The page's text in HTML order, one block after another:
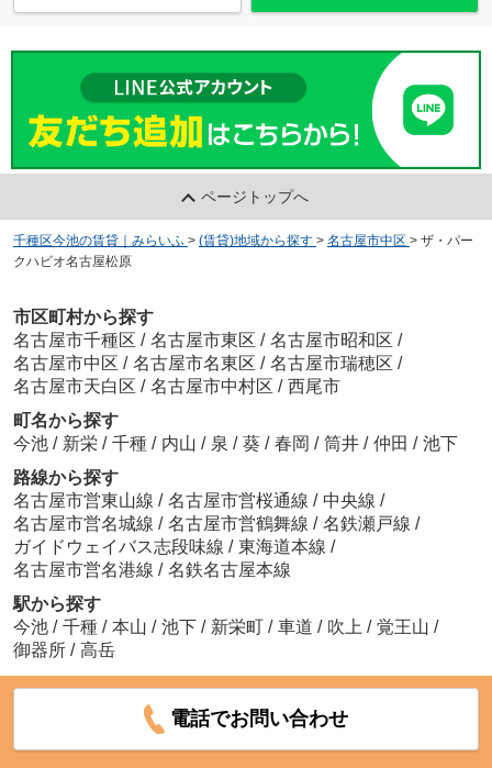
ページトップへ
千種区今池の賃貸｜みらいふ > (賃貸)地域から探す > 名古屋市中区 > ザ・パー
クハビオ名古屋松原
市区町村から探す
名古屋市千種区 / 名古屋市東区 / 名古屋市昭和区 /
名古屋市中区 / 名古屋市名東区 / 名古屋市瑞穂区 /
名古屋市天白区 / 名古屋市中村区 / 西尾市
町名から探す
今池 / 新栄 / 千種 / 内山 / 泉 / 葵 / 春岡 / 筒井 / 仲田 / 池下
路線から探す
名古屋市営東山線 / 名古屋市営桜通線 / 中央線 /
名古屋市営名城線 / 名古屋市営鶴舞線 / 名鉄瀬戸線 /
ガイドウェイバス志段味線 / 東海道本線 /
名古屋市営名港線 / 名鉄名古屋本線
駅から探す
今池 / 千種 / 本山 / 池下 / 新栄町 / 車道 / 吹上 / 覚王山 /
御器所 / 高岳
電話でお問い合わせ